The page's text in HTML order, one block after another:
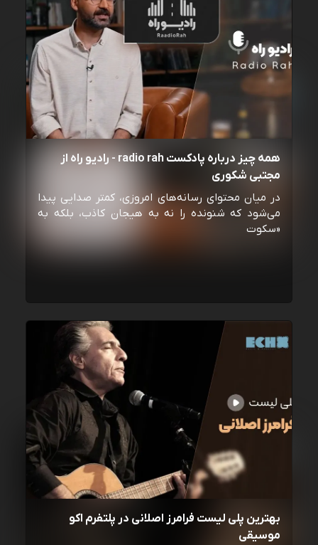
همه چیز درباره پادکست radio rah - رادیو راه از
مجتبی شکوری
در میان محتوای رسانه‌های امروزی، کمتر صدایی پیدا
می‌شود که شنونده را نه به هیجان کاذب، بلکه به
«سکوت
بهترین پلی لیست فرامرز اصلانی در پلتفرم اکو
موسیقی